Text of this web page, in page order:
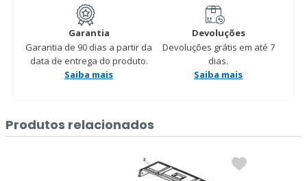
Garantia
Garantia de 90 dias a partir da
data de entrega do produto.
Saiba mais
Devoluções
Devoluções grátis em até 7
dias.
Saiba mais
Produtos relacionados